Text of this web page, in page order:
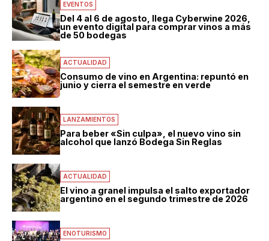
EVENTOS
Del 4 al 6 de agosto, llega Cyberwine 2026,
un evento digital para comprar vinos a más
de 50 bodegas
ACTUALIDAD
Consumo de vino en Argentina: repuntó en
junio y cierra el semestre en verde
LANZAMIENTOS
Para beber «Sin culpa», el nuevo vino sin
alcohol que lanzó Bodega Sin Reglas
ACTUALIDAD
El vino a granel impulsa el salto exportador
argentino en el segundo trimestre de 2026
ENOTURISMO